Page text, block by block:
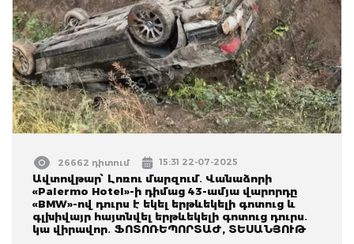
26662 դիտում 15:31 22-07-2025
Ավտովթար՝ Լոռու մարզում․ Վանաձորի
«Palermo Hotel»-ի դիմաց 43-ամյա վարորդը
«BMW»-ով դուրս է եկել երթևեկելի գոտուց և
գլխիվայր հայտնվել երթևեկելի գոտուց դուրս․
կա վիրավոր․ ՖՈՏՈՌԵՊՈՐՏԱԺ, ՏԵՍԱՆՅՈՒԹ